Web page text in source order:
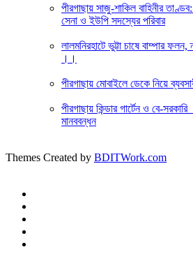
পীরগাছায় সাজু-শাকিল বাহিনীর
সেনা ও ইউপি সদস্যের পরিবার
লালমনিরহাটে ভুট্টা চাষে বাম্পার
।।
পীরগাছায় মোবাইলে ডেকে নিয়ে
পীরগাছায় কিন্ডার গার্টেন ও বে-
মানববন্ধন
Themes Created by BDITWork.com